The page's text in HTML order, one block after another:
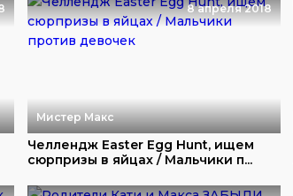
8 апреля 2018
Мистер Макс
Челлендж Easter Egg Hunt, ищем
сюрпризы в яйцах / Мальчики п...